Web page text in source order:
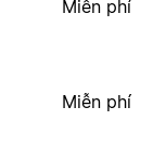
Miễn phí
Miễn phí